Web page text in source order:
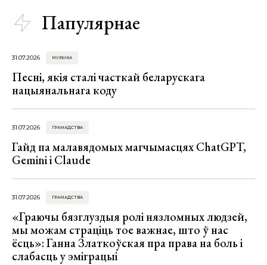
Папулярнае
31.07.2026 МУЗЫКА
Песні, якія сталі часткай беларускага
нацыянальнага коду
31.07.2026 ГРАМАДСТВА
Гайд па малавядомых магчымасцях ChatGPT,
Gemini і Claude
31.07.2026 ГРАМАДСТВА
«Граючы бязглуздыя ролі нязломных людзей,
мы можам страціць тое важнае, што ў нас
ёсць»: Ганна Златкоўская пра права на боль і
слабасць у эміграцыі